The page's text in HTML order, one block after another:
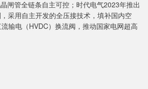
闸管全链条自主可控；时代电气2023年推出
采用自主开发的全压接技术，填补国内空
输电（HVDC）换流阀，推动国家电网超高